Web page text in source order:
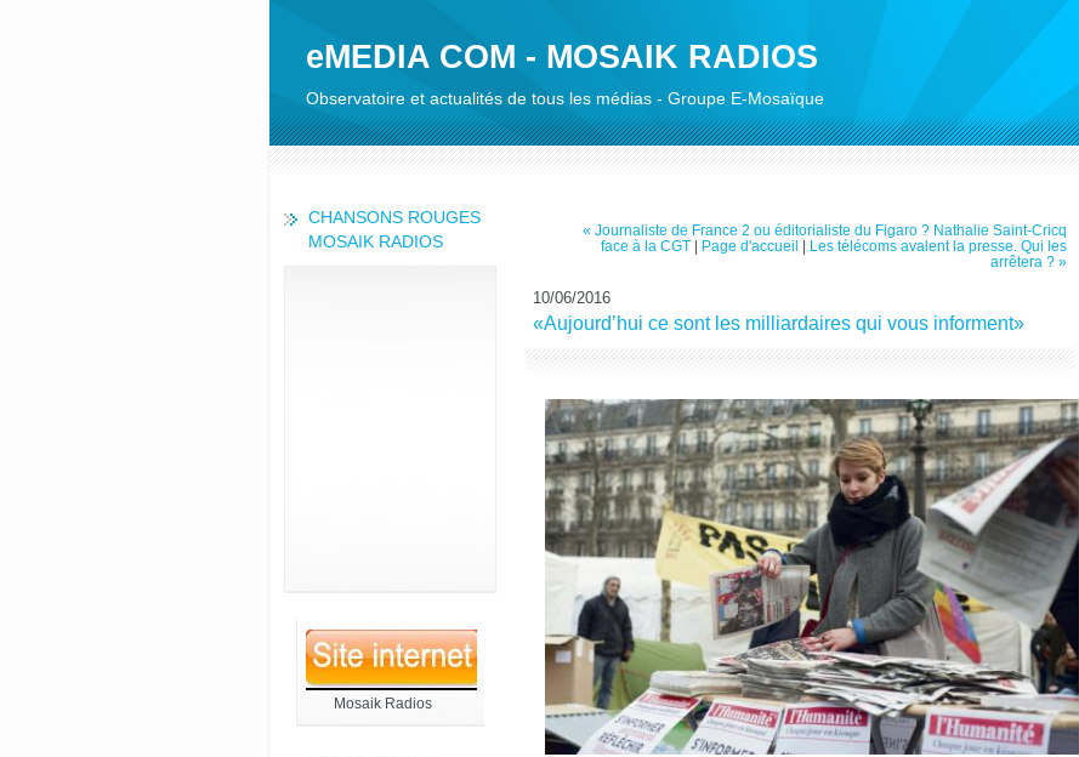
eMEDIA COM - MOSAIK RADIOS
Observatoire et actualités de tous les médias - Groupe E-Mosaïque
CHANSONS ROUGES
MOSAIK RADIOS
Mosaik Radios
« Journaliste de France 2 ou éditorialiste du Figaro ? Nathalie Saint-Cricq
face à la CGT | Page d'accueil | Les télécoms avalent la presse. Qui les
arrêtera ? »
10/06/2016
«Aujourd’hui ce sont les milliardaires qui vous informent»